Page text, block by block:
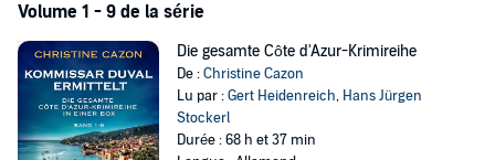
Riviera umgezogen, da wird er auch schon zum ersten Mordfall
sind, wird der Regisseur Serge Thibaut ermordet, als er seinen
Dokumentarfilm der Presse vorstellt. Kommissar Duval steht unter
Zeitdruck, denn die Veranstalter wollen sich nicht das Fest
verderben lassen.
Volume 1 - 9 de la série
Die gesamte Côte d'Azur-Krimireihe
De :Christine Cazon
Lu par :Gert Heidenreich, Hans Jürgen
Stockerl
Durée : 68 h et 37 min